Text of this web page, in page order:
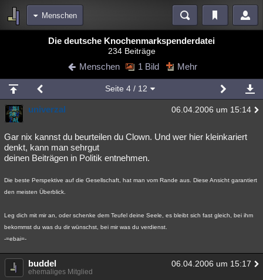
Menschen
Blogs Videos
Chat Wiki Neuigkeiten
meine Rubriken
Menschen Wissenschaft Mystery Kriminalfälle
Spiritualität Verschwörungen Technologie Ufologie
Natur Umfragen Unterhaltung
Philosophie
Astronomie Helpdesk Gruppen Gaming Filme
Musik
Übersichten
Besucht Teilgenommen
Die deutsche Knochenmarkspenderdatei
234 Beiträge
Menschen 1 Bild Mehr
Seite 4/ 12
univerzal 06.04.2006 um 15:14
Gar nix kannst du beurteilen du Clown. Und wer hier kleinkariert
denkt, kann man sehrgut
deinen Beiträgen in Politik entnehmen.
Die beste Perspektive auf die Gesellschaft, hat man vom Rande aus. Diese Ansicht garantiert
den meisten Überblick.
Leg dich mit mir an, oder schenke dem Teufel deine Seele, es bleibt sich fast gleich, bei ihm
bekommst du was du dir wünschst, bei mir was du verdienst.
-=ebai=-
buddel 06.04.2006 um 15:17
ehemaliges Mitglied